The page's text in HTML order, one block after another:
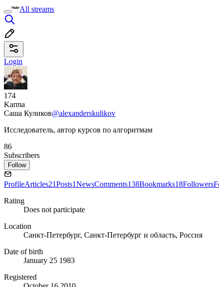
All streams
Login
174
Karma
Саша Куликов@alexanderskulikov
Исследователь, автор курсов по алгоритмам
86
Subscribers
Follow
ProfileArticles21Posts1NewsComments138Bookmarks18Followers
Rating
Does not participate
Location
Санкт-Петербург, Санкт-Петербург и область, Россия
Date of birth
January 25 1983
Registered